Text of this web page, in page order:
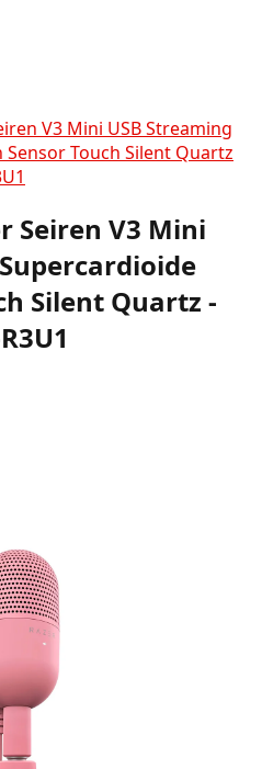
V3 Mini USB Streaming
Touch Silent Quartz
Seiren V3 Mini
Silent Quartz -